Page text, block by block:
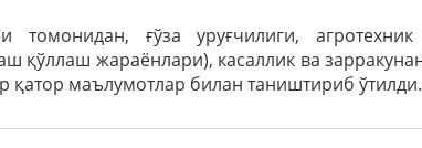
томонидан, ғўза уруғчилиги,
қўллаш жараёнлари), касаллик ва
қатор маълумотлар билан таништириб ўтилди.